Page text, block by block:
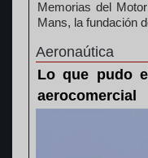
Memorias del
Mans, la fundación
Aeronaútica
Lo que pudo
aerocomercial